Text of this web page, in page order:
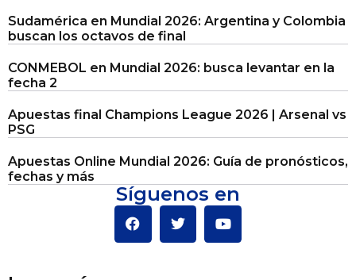
Sudamérica en Mundial 2026: Argentina y Colombia
buscan los octavos de final
CONMEBOL en Mundial 2026: busca levantar en la
fecha 2
Apuestas final Champions League 2026 | Arsenal vs
PSG
Apuestas Online Mundial 2026: Guía de pronósticos,
fechas y más
Síguenos en